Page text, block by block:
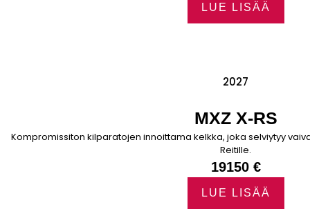
LUE LISÄÄ
2027
MXZ X-RS
Kompromissiton kilparatojen innoittama kelkka, joka selviytyy
Reitille.
19150 €
LUE LISÄÄ